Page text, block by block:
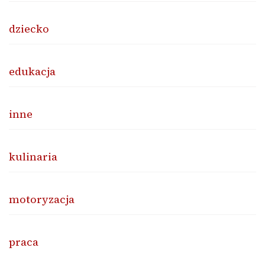
dziecko
edukacja
inne
kulinaria
motoryzacja
praca